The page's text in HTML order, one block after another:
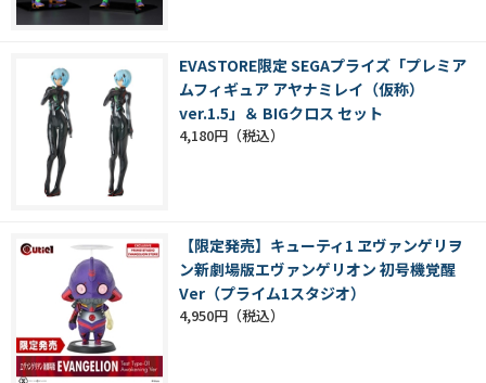
EVASTORE限定 SEGAプライズ「プレミア
ムフィギュア アヤナミレイ（仮称）
ver.1.5」＆ BIGクロス セット
4,180円
【限定発売】キューティ1 ヱヴァンゲリヲ
ン新劇場版エヴァンゲリオン 初号機覚醒
Ver（プライム1スタジオ）
4,950円